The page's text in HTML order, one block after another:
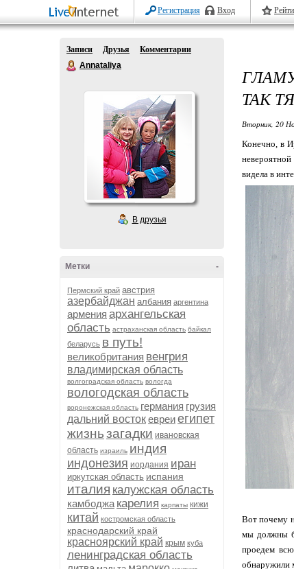
Регистрация Вход
Записи Друзья
Комментарии
Annataliya
В друзья
-
Метки
Пермский край австрия
азербайджан албания аргентина
армения архангельская
область астраханская область байкал
беларусь в путь!
великобритания венгрия
владимирская область
волгоградская область вологда
вологодская область
воронежская область германия грузия
дальний востокевреиегипет
жизньзагадки ивановская
область израиль индия
индонезия иордания иран
иркутская область испания
италия калужская область
камбоджа карелия карпаты кижи
китай костромская область
краснодарский край
красноярский край крым куба
ленинградская область
ТАК
Вторник, 20
Конечно, в
видела в
Вот почему
мы должны
проедем
обнаружили